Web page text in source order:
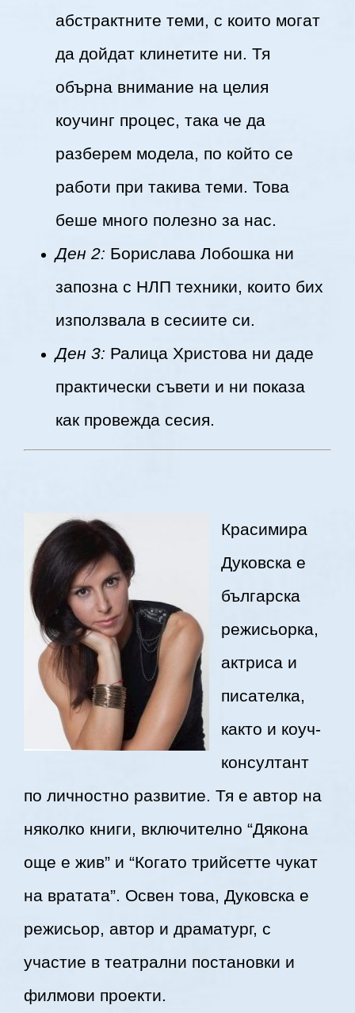
абстрактните теми, с които могат
да дойдат клинетите ни. Тя
обърна внимание на целия
коучинг процес, така че да
разберем модела, по който се
работи при такива теми. Това
беше много полезно за нас.
Ден 2: Борислава Лобошка ни
запозна с НЛП техники, които бих
използвала в сесиите си.
Ден 3: Ралица Христова ни даде
практически съвети и ни показа
как провежда сесия.
Красимира
Дуковска е
българска
режисьорка,
актриса и
писателка,
както и коуч-
консултант
по личностно развитие. Тя е автор на
няколко книги, включително “Дякона
още е жив” и “Когато трийсетте чукат
на вратата”. Освен това, Дуковска е
режисьор, автор и драматург, с
участие в театрални постановки и
филмови проекти.